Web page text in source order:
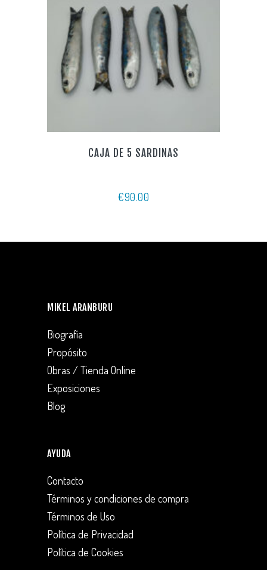
CAJA DE 5 SARDINAS
€90.00
MIKEL ARANBURU
Biografía
Propósito
Obras / Tienda Online
Exposiciones
Blog
AYUDA
Contacto
Términos y condiciones de compra
Términos de Uso
Política de Privacidad
Política de Cookies